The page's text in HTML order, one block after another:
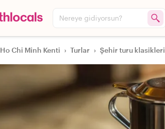
Nereye gidiyorsun?
Ho Chi Minh Kenti › Turlar › Şehir turu klasikleri